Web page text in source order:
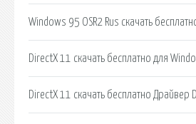
Windows 95 OSR2 Rus скачать
DirectX 11 скачать бесплатно для
DirectX 11 скачать бесплатно Драйвер